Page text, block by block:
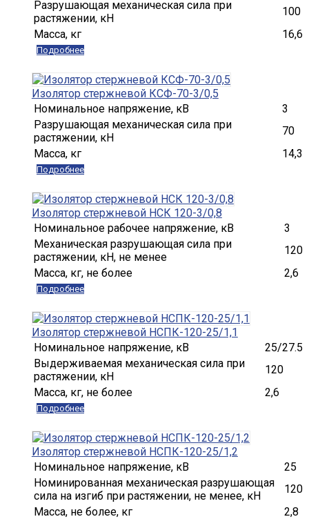
Разрушающая механическая сила при
растяжении, кН
100
Масса, кг
16,6
Подробнее
Изолятор стержневой КСФ-70-3/0,5
Номинальное напряжение, кВ
3
Разрушающая механическая сила при
растяжении, кН
70
Масса, кг
14,3
Подробнее
Изолятор стержневой НСК 120-3/0,8
Номинальное рабочее напряжение, кВ
3
Механическая разрушающая сила при
растяжении, кH, не менее
120
Масса, кг, не более
2,6
Подробнее
Изолятор стержневой НСПК-120-25/1,1
Номинальное напряжение, кВ
25/27.5
Выдерживаемая механическая сила при
растяжении, кН
120
Масса, кг, не более
2,6
Подробнее
Изолятор стержневой НСПК-120-25/1,2
Номинальное напряжение, кВ
25
Номинированная механическая разрушающая
сила на изгиб при растяжении, не менее, кН
120
Масса, не более, кг
2,8